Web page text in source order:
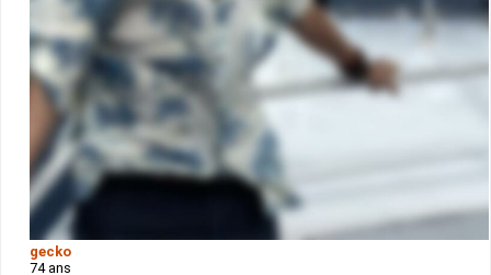
gecko
74 ans